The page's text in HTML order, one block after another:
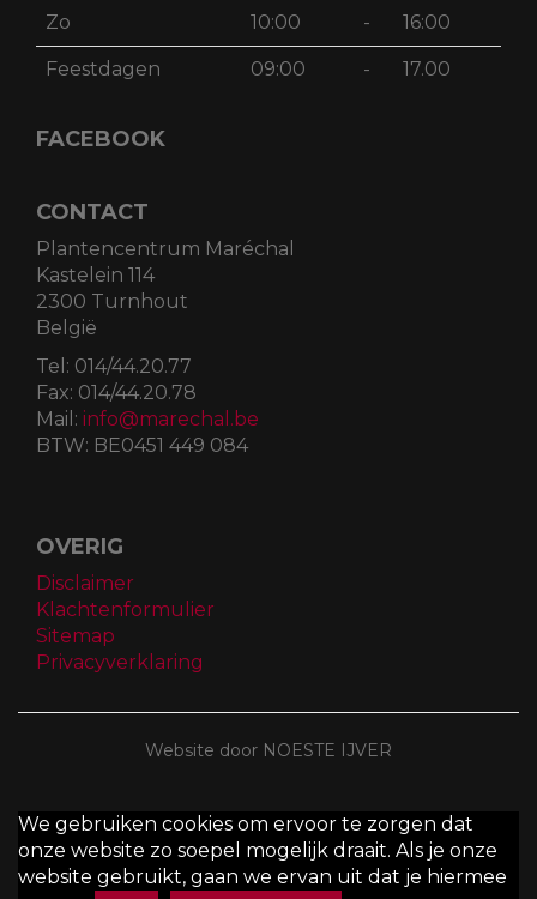
Zo 10:00 - 16:00
Feestdagen 09:00 - 17.00
FACEBOOK
CONTACT
Plantencentrum Maréchal
Kastelein 114
2300 Turnhout
België
Tel: 014/44.20.77
Fax: 014/44.20.78
Mail: info@marechal.be
BTW: BE0451 449 084
OVERIG
Disclaimer
Klachtenformulier
Sitemap
Privacyverklaring
Website door NOESTE IJVER
We gebruiken cookies om ervoor te zorgen dat
onze website zo soepel mogelijk draait. Als je onze
website gebruikt, gaan we ervan uit dat je hiermee